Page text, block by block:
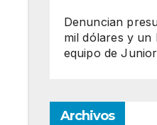
Denuncian
mil dólares y un
equipo de
Archivos